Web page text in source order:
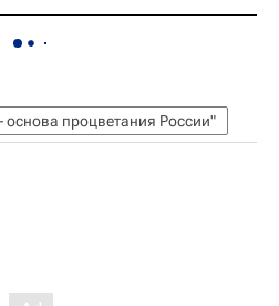
процветания России"